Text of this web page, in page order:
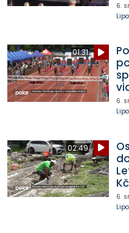
6.
01:31
6.
02:49
Kč
6.